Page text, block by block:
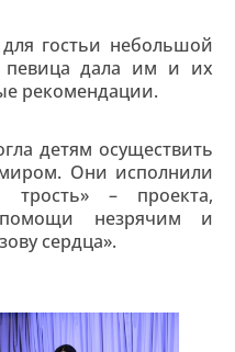
гостьи небольшой
певица дала им и их
рекомендации.
детям осуществить
Они исполнили
трость» – проекта,
незрячим и
сердца».